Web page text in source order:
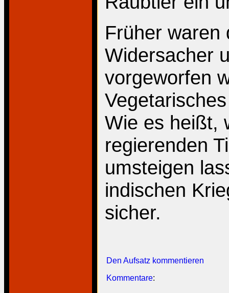
Früher waren
Widersacher
vorgeworfen
Wie es heißt,
regierenden
umsteigen
indischen
sicher.
Den Aufsatz kommentieren
Kommentare: